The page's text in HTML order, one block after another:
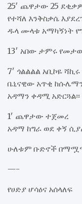
25′ ጨዋታው 25
የተሻለ እንቅስቃሴ
ዱላ ሙላቱ አማካኝነት
13′ አበው ታምሩ
7′ ጎልልልል አቢኮዬ ሻኪሩ
ቤኒናዊው አጥቂ ከሱሌማን
አዳማን ቀዳሚ አድርጓል፡፡
1′ ጨዋታው ተጀመረ
አዳማ ከግራ ወደ ቀኝ
ሁለቱም ቡድኖች
—-
የሀድያ ሆሳዕና አሰላለፍ